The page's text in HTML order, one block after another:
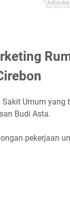
Umum yang
Budi Asta.
pekerjaan